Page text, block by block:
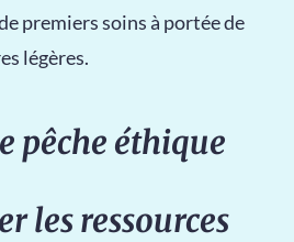
premiers soins à portée de
légères.
pêche éthique
les ressources